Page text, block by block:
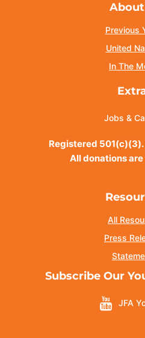
Previous
United
In The
Jobs &
Registered
All donations
All
Press
Subscribe Our
JFA